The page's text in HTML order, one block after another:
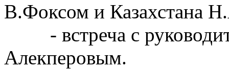
В.Фоксом и Казахстана
- встреча с
Алекперовым.